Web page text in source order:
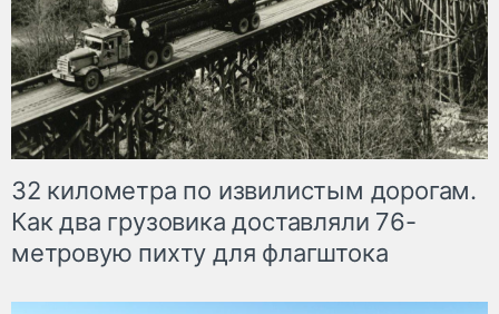
32 километра по извилистым дорогам.
Как два грузовика доставляли 76-
метровую пихту для флагштока